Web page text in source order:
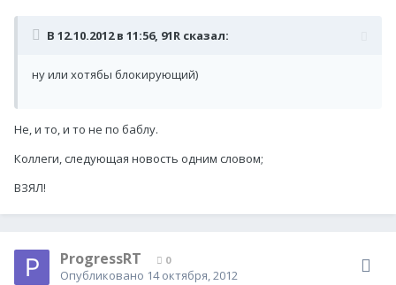
В 12.10.2012 в 11:56, 91R сказал:
ну или хотябы блокирующий)
Не, и то, и то не по баблу.
Коллеги, следующая новость одним словом;
ВЗЯЛ!
ProgressRT 0
Опубликовано 14 октября, 2012